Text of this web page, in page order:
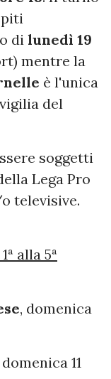
di lunedì 19
mentre la
è l'unica
del
soggetti
Lega Pro
televisive.
alla 5ª
, domenica
domenica 11